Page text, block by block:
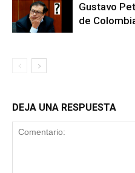
Gustavo
de
DEJA UNA RESPUESTA